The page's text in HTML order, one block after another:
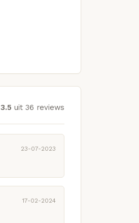
3.5 uit 36 reviews
23-07-2023
17-02-2024